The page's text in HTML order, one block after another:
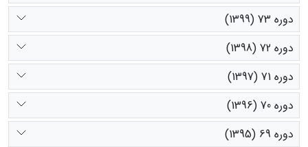
دوره 73 (1399)
دوره 72 (1398)
دوره 71 (1397)
دوره 70 (1396)
دوره 69 (1395)